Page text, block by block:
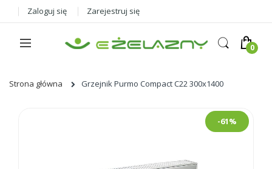
Zaloguj się Zarejestruj się
Strona główna Grzejnik Purmo Compact C22 300x1400
-61%